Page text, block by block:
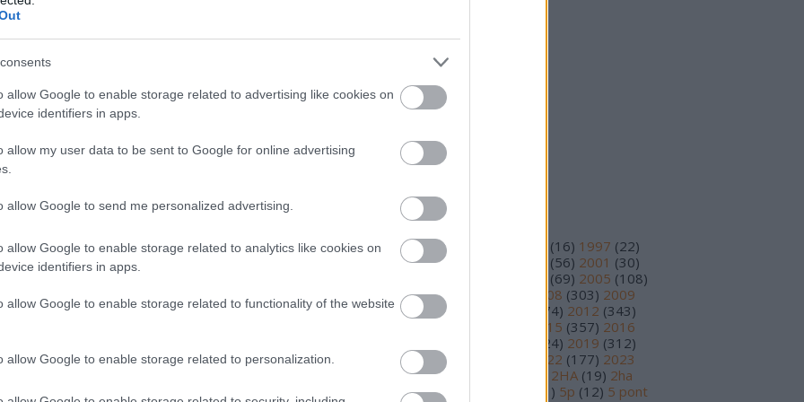
allow Google to enable storage related to advertising like cookies on
identifiers in apps.
allow my user data to be sent to Google for online advertising
allow Google to send me personalized advertising.
allow Google to enable storage related to analytics like cookies on
identifiers in apps.
allow Google to enable storage related to functionality of the website
allow Google to enable storage related to personalization.
vékonyka. Édes fehér húsú gyümölcsök, nyári
finisben. Kíváncsi lennék, mit mutatna a tutti-fruttis
tőkéiről szüretelt szőlőből készült. Rövid szellőzés
mutat. Testesebb bor, mint az előzőek, kerekebb
Viszonylag neutrálisabb, de olaszrizlinges
lecsengés.
illat fogad. Egyenes vonalvezetésű, kellően feszes,
jó közepes lecsengés. Citrusok, őszibarack, alma
tartály. Édes alma, édes fűszerek, pici süteményes
a korty, amelyben picit még előtérben van a fa
kesernye, de van benne fantázia. Nyári alma,
5p
2025 október
Tovább...
Feedek
RSS 2.0
Atom
bejegyzések
Címkék
1993 ( 11) (16) 1997 (22)
1998 (14) (56) 2001 (30)
(69) 2005 (108)
2006 (195 2008 (303) 2009
(378 2010 374) 2012 (343)
2015 (357) 2016
324) 2019 (312)
2020
( 199 2022 (177) 2023
117) 2024 2HA (19) 2ha
75) 3 pont ) 5p (12) 5 pont